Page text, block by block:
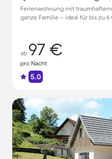
Ferienwohnung mit
ganze Familie – ideal für bis zu 6
ab 97 €
pro Nacht
5.0